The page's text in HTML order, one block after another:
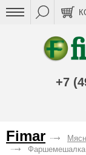
+7
Fimar
Фаршемешалка